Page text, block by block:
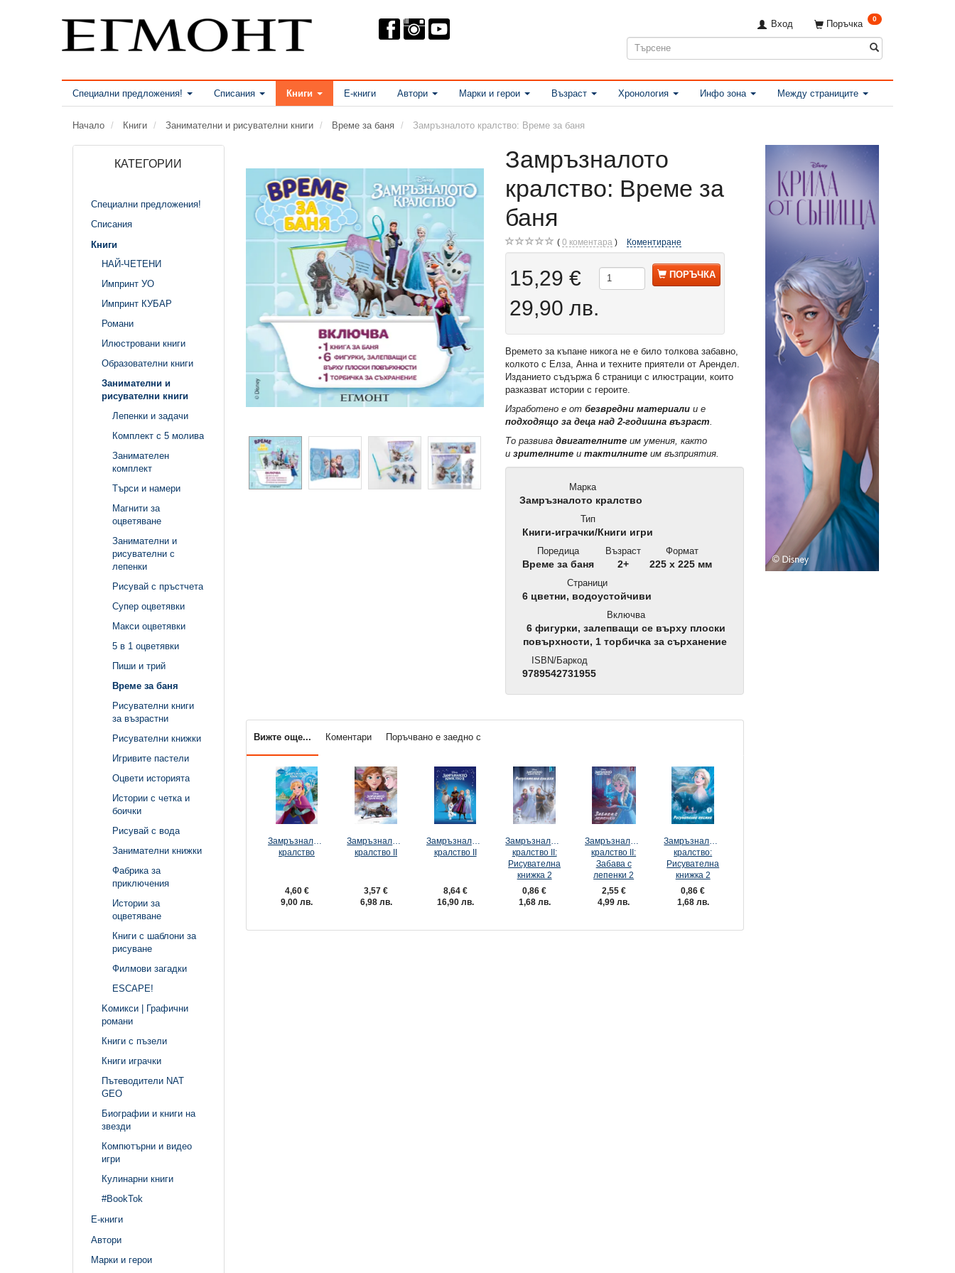
Поръчка 0
Вход
Специални предложения! Списания Книги Е-книги Автори Марки и герои Възраст Хронология Инфо зона Между страниците
Начало Книги Занимателни и рисувателни книги Време за баня Замръзналото кралство: Време за баня
КАТЕГОРИИ
Специални предложения!
Списания
Книги
НАЙ-ЧЕТЕНИ
Импринт УО
Импринт КУБАР
Романи
Илюстровани книги
Образователни книги
Занимателни и
рисувателни книги
Лепенки и задачи
Комплект с 5 молива
Занимателен
комплект
Търси и намери
Магнити за
оцветяване
Занимателни и
рисувателни с
лепенки
Рисувай с пръстчета
Супер оцветявки
Макси оцветявки
5 в 1 оцветявки
Пиши и трий
Време за баня
Рисувателни книги
за възрастни
Рисувателни книжки
Игривите пастели
Оцвети историята
Истории с четка и
боички
Рисувай с вода
Занимателни книжки
Фабрика за
приключения
Истории за
оцветяване
Книги с шаблони за
рисуване
Филмови загадки
ЕSCAPE!
Kомикси | Графични
романи
Книги с пъзели
Книги играчки
Пътеводители NAT
GEO
Биографии и книги на
звезди
Компютърни и видео
игри
Кулинарни книги
#BookTok
Е-книги
Автори
Марки и герои
Замръзналото
кралство: Време за
баня
0 коментара Коментиране
15,29 €
29,90 лв.
ПОРЪЧКА
Времето за къпане никога не е било толкова забавно,
колкото с Елза, Анна и техните приятели от Арендел.
Изданието съдържа 6 страници с илюстрации, които
разказват истории с героите.
Изработено е отбезвредни материали и е
подходящо за деца над 2-годишна възраст
То развивадвигателните им умения, както
изрителните итактилните им възприятия.
Марка
Замръзналото кралство
Тип
Книги-играчки/Книги игри
Поредица
Време за баня
Възраст
2+
Формат
225 x 225 мм
Страници
6 цветни, водоустойчиви
Включва
6 фигурки, залепващи се върху плоски
повърхности, 1 торбичка за сърханение
ISBN/Баркод
9789542731955
Вижте още... Коментари Поръчвано е заедно с
Замръзналото
кралство
4,60 €
9,00 лв.
Замръзналото
кралство ІІ
3,57 €
6,98 лв.
Замръзналото
кралство ІІ
8,64 €
16,90 лв.
Замръзналото
кралство ІІ:
Рисувателна
книжка 2
0,86 €
1,68 лв.
Замръзналото
кралство ІІ:
Забава с
лепенки 2
2,55 €
4,99 лв.
Замръзналото
кралство:
Рисувателна
книжка 2
0,86 €
1,68 лв.